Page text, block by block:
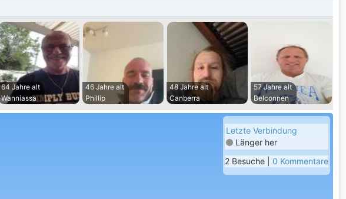
64 Jahre alt
Wanniassa
46 Jahre alt
Phillip
48 Jahre alt
Canberra
57 Jahre alt
Belconnen
Letzte Verbindung
Länger her
2 Besuche | 0 Kommentare